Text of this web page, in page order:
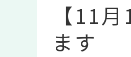
【11
ます